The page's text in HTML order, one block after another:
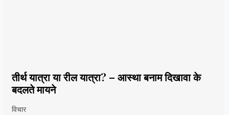
तीर्थ यात्रा या रील यात्रा? – आस्था बनाम दिखावा के
बदलते मायने
विचार